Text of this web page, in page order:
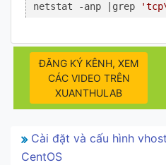
netstat -anp |grep
ĐĂNG KÝ KÊNH, XEM
CÁC VIDEO TRÊN
XUANTHULAB
Cài đặt và cấu hình
CentOS